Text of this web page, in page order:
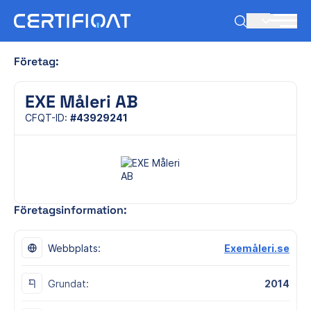
Företag:
EXE Måleri AB
CFQT-ID: #43929241
Företagsinformation:
Webbplats: Exemåleri.se
Grundat: 2014